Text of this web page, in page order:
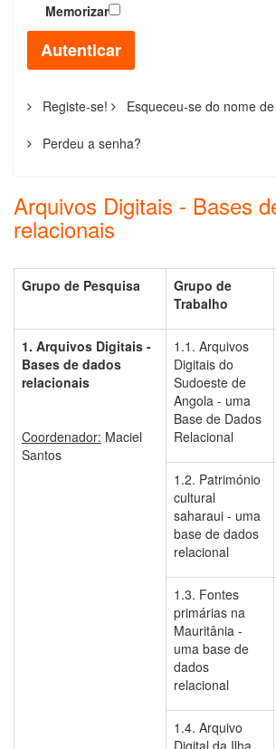
Memorizar
Autenticar
Registe-se! Esqueceu-se do nome
Perdeu a senha?
Arquivos Digitais - Bases
relacionais
Grupo de Pesquisa
Grupo de
Trabalho
1. Arquivos Digitais -
Bases de dados
relacionais
Coordenador: Maciel
Santos
1.1. Arquivos
Digitais do
Sudoeste de
Angola - uma
Base de Dados
Relacional
1.2. Património
cultural
saharaui - uma
base de dados
relacional
1.3. Fontes
primárias na
Mauritânia -
uma base de
dados
relacional
1.4. Arquivo
Digital da Ilha